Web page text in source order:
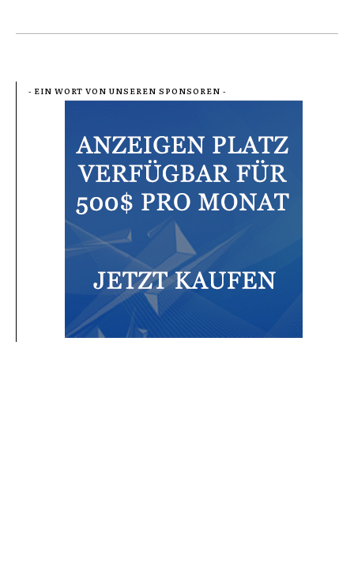
- EIN WORT VON UNSEREN SPONSOREN -